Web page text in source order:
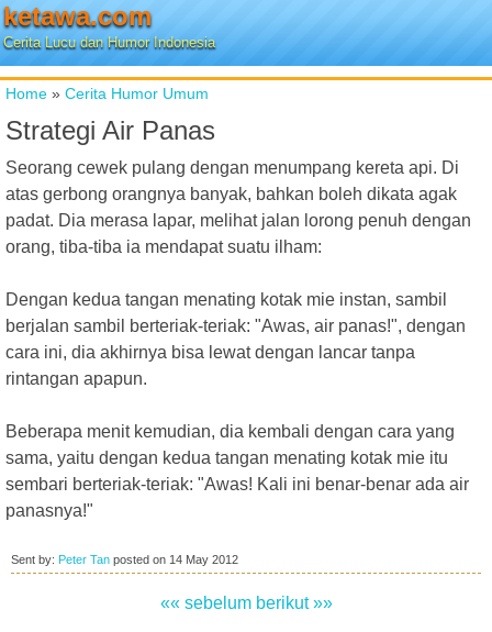
ketawa.com
Cerita Lucu dan Humor Indonesia
Home » Cerita Humor Umum
Strategi Air Panas
Seorang cewek pulang dengan menumpang kereta api. Di
atas gerbong orangnya banyak, bahkan boleh dikata agak
padat. Dia merasa lapar, melihat jalan lorong penuh dengan
orang, tiba-tiba ia mendapat suatu ilham:
Dengan kedua tangan menating kotak mie instan, sambil
berjalan sambil berteriak-teriak: "Awas, air panas!", dengan
cara ini, dia akhirnya bisa lewat dengan lancar tanpa
rintangan apapun.
Beberapa menit kemudian, dia kembali dengan cara yang
sama, yaitu dengan kedua tangan menating kotak mie itu
sembari berteriak-teriak: "Awas! Kali ini benar-benar ada air
panasnya!"
Sent by: Peter Tan posted on 14 May 2012
«« sebelum berikut »»